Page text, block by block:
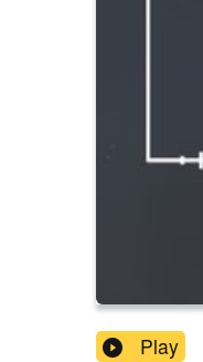
Play